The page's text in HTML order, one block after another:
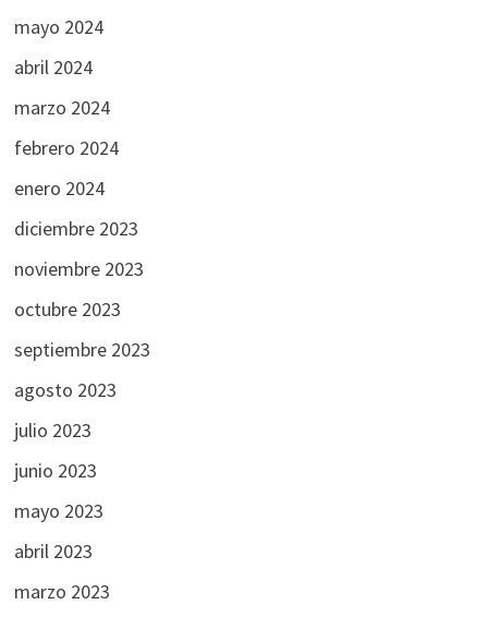
mayo 2024
abril 2024
marzo 2024
febrero 2024
enero 2024
diciembre 2023
noviembre 2023
octubre 2023
septiembre 2023
agosto 2023
julio 2023
junio 2023
mayo 2023
abril 2023
marzo 2023